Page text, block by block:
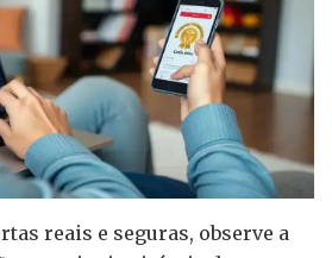
reais e seguras, observe a